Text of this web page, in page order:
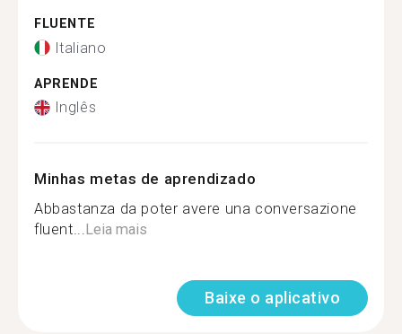
FLUENTE
Italiano
APRENDE
Inglês
Minhas metas de aprendizado
Abbastanza da poter avere una conversazione
fluent...Leia mais
Baixe o aplicativo